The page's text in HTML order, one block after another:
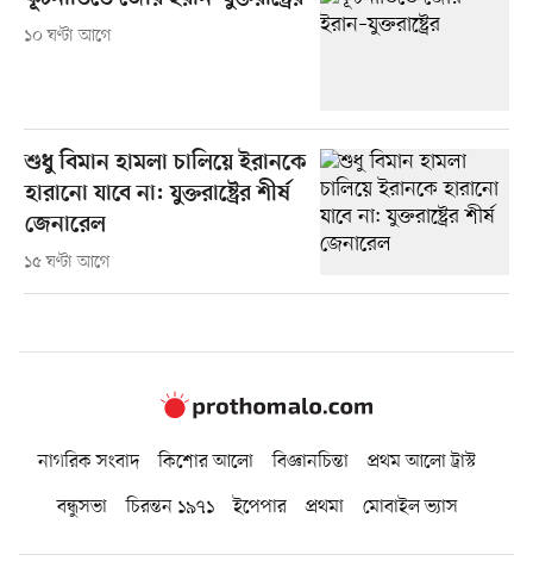
১০ ঘণ্টা আগে
শুধু বিমান হামলা চালিয়ে ইরানকে
হারানো যাবে না: যুক্তরাষ্ট্রের শীর্ষ
জেনারেল
১৫ ঘণ্টা আগে
নাগরিক সংবাদ কিশোর আলো বিজ্ঞানচিন্তা
প্রথম আলো ট্রাস্ট
বন্ধুসভা
চিরন্তন ১৯৭১ ইপেপার প্রথমা মোবাইল ভ্যাস